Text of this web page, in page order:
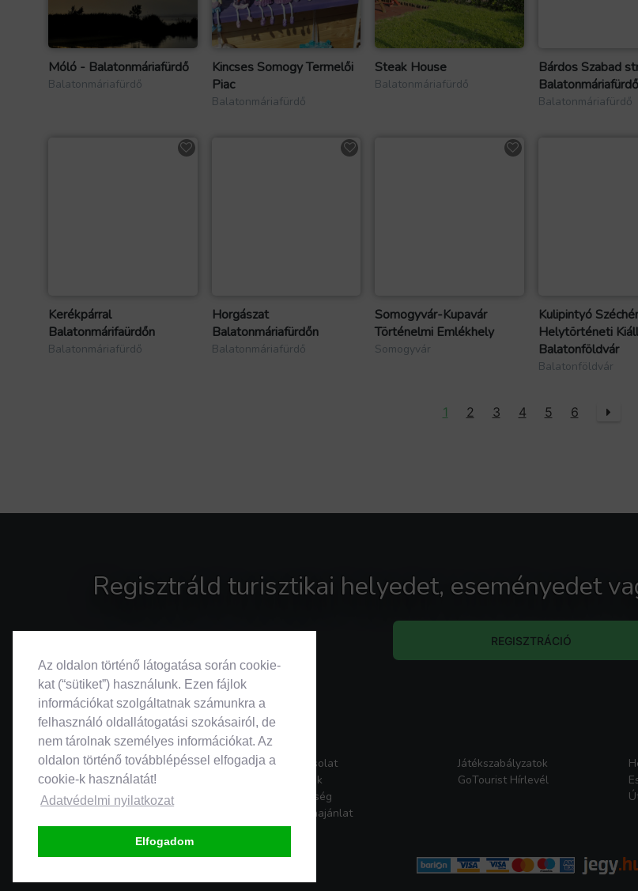
Az oldalon történő látogatása során cookie-
kat (“sütiket”) használunk. Ezen fájlok
információkat szolgáltatnak számunkra a
felhasználó oldallátogatási szokásairól, de
nem tárolnak személyes információkat. Az
oldalon történő továbblépéssel elfogadja a
cookie-k használatát!
Adatvédelmi nyilatkozat
Elfogadom
Móló - Balatonmáriafürdő
Balatonmáriafürdő
Kincses Somogy Termelői
Piac
Balatonmáriafürdő
Steak House
Balatonmáriafürdő
Bárdos Szabad
Balatonmáriafürdő
Balatonmáriafürdő
Kerékpárral
Balatonmárifaürdőn
Balatonmáriafürdő
Horgászat
Balatonmáriafürdőn
Balatonmáriafürdő
Somogyvár-Kupavár
Történelmi Emlékhely
Somogyvár
Kulipintyó
Helytörténeti
Balatonföldvár
Balatonföldvár
1 2 3 4 5 6
Regisztráld turisztikai helyedet, eseményedet
REGISZTRÁCIÓ
Kapcsolat
Rólunk
Segítség
Médiaajánlat
Játékszabályzatok
GoTourist Hírlevél
© 2026. Search & Go • Minden jog fenntartva.